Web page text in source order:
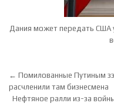
Дания может передать США
Навигация
← Помилованные Путиным
расчленили там бизнесмена
Нефтяное ралли из-за